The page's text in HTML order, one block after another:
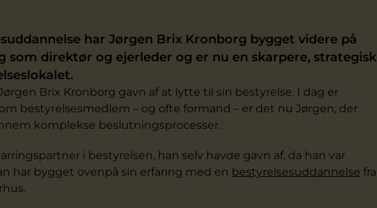
har Jørgen Brix Kronborg bygget videre på
som direktør og ejerleder og er nu en skarpere, strategisk
Brix Kronborg gavn af at lytte til sin bestyrelse. I dag er
bestyrelsesmedlem – og ofte formand – er det nu Jørgen, der
komplekse beslutningsprocesser.
i bestyrelsen, han selv havde gavn af, da han var
har bygget ovenpå sin erfaring med en bestyrelsesuddannelse fra